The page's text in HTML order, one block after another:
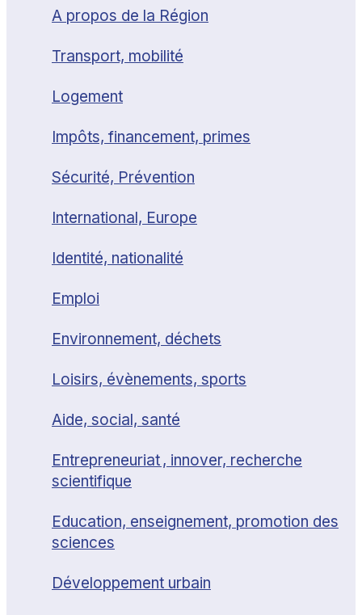
A propos de la Région
Transport, mobilité
Logement
Impôts, financement, primes
Sécurité, Prévention
International, Europe
Identité, nationalité
Emploi
Environnement, déchets
Loisirs, évènements, sports
Aide, social, santé
Entrepreneuriat , innover, recherche
scientifique
Education, enseignement, promotion des
sciences
Développement urbain